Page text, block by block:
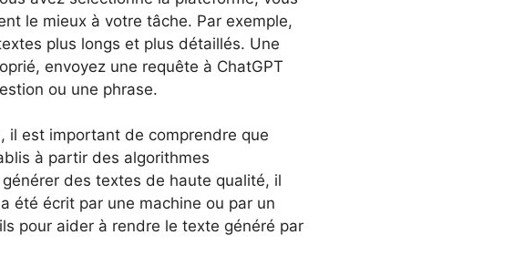
le mieux à votre tâche. Par exemple,
plus longs et plus détaillés. Une
envoyez une requête à ChatGPT
ou une phrase.
il est important de comprendre que
à partir des algorithmes
générer des textes de haute qualité, il
été écrit par une machine ou par un
pour aider à rendre le texte généré par